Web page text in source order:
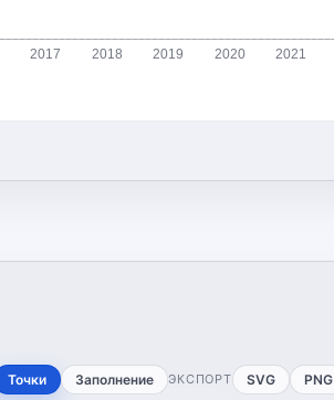
2017 2018 2019 2020 2021
Точки Заполнение ЭКСПОРТ SVG PNG